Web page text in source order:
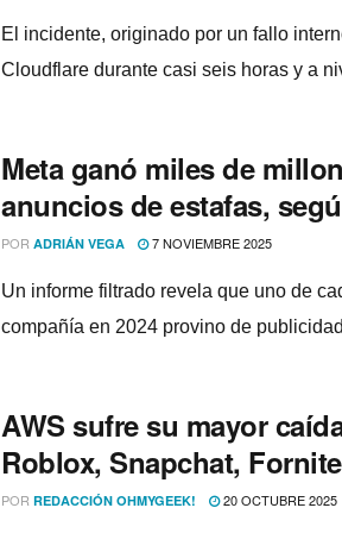
El incidente, originado por un fallo
Cloudflare durante casi seis horas y a
Meta ganó miles de
anuncios de estafas,
POR ADRIÁN VEGA 7 NOVIEMBRE 2025
Un informe filtrado revela que uno de
compañía en 2024 provino de
AWS sufre su mayor
Roblox, Snapchat,
POR REDACCIÓN OHMYGEEK! 20 OCTUBRE 2025